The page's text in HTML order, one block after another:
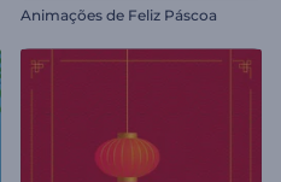
Animações de Feliz Páscoa